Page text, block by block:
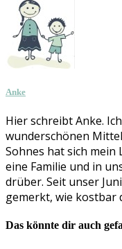
Anke
Hier schreibt Anke.
wunderschönen
Sohnes hat sich
eine Familie und in
drüber. Seit unser
gemerkt, wie kostbar
Das könnte dir auch